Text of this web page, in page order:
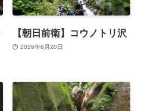
【朝日前衛】コウノトリ沢
2026年6月20日